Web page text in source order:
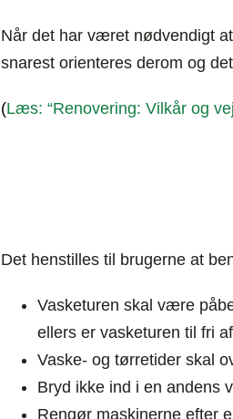
Når det har været nødvendigt
snarest orienteres derom og
(Læs: “Renovering: Vilkår og
Det henstilles til brugerne at
Vasketuren skal være
ellers er vasketuren til fri
Vaske- og tørretider skal
Bryd ikke ind i en andens
Rengør maskinerne efter